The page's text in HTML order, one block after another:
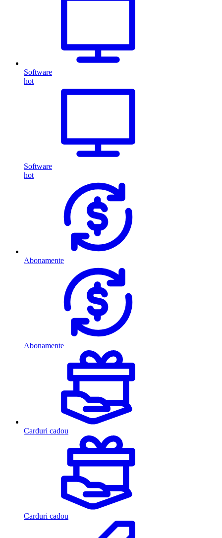
Software
hot
Software
hot
Abonamente
Abonamente
Carduri cadou
Carduri cadou